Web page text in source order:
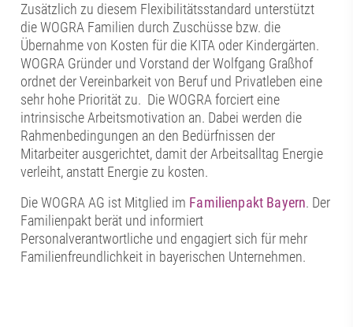
Zusätzlich zu diesem Flexibilitätsstandard unterstützt
die WOGRA Familien durch Zuschüsse bzw. die
Übernahme von Kosten für die KITA oder Kindergärten.
WOGRA Gründer und Vorstand der Wolfgang Graßhof
ordnet der Vereinbarkeit von Beruf und Privatleben eine
sehr hohe Priorität zu. Die WOGRA forciert eine
intrinsische Arbeitsmotivation an. Dabei werden die
Rahmenbedingungen an den Bedürfnissen der
Mitarbeiter ausgerichtet, damit der Arbeitsalltag Energie
verleiht, anstatt Energie zu kosten.
Die WOGRA AG ist Mitglied im Familienpakt Bayern. Der
Familienpakt berät und informiert
Personalverantwortliche und engagiert sich für mehr
Familienfreundlichkeit in bayerischen Unternehmen.